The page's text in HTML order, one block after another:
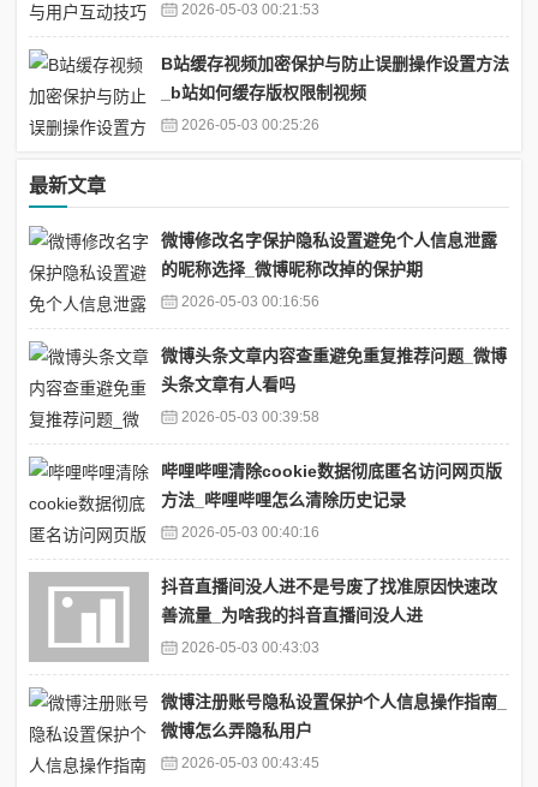
2026-05-03 00:21:53
B站缓存视频加密保护与防止误删操作设置方法
_b站如何缓存版权限制视频
2026-05-03 00:25:26
最新文章
微博修改名字保护隐私设置避免个人信息泄露
的昵称选择_微博昵称改掉的保护期
2026-05-03 00:16:56
微博头条文章内容查重避免重复推荐问题_微博
头条文章有人看吗
2026-05-03 00:39:58
哔哩哔哩清除cookie数据彻底匿名访问网页版
方法_哔哩哔哩怎么清除历史记录
2026-05-03 00:40:16
抖音直播间没人进不是号废了找准原因快速改
善流量_为啥我的抖音直播间没人进
2026-05-03 00:43:03
微博注册账号隐私设置保护个人信息操作指南_
微博怎么弄隐私用户
2026-05-03 00:43:45